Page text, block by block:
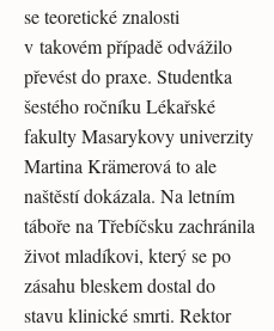
se teoretické znalosti
v takovém případě odvážilo
převést do praxe. Studentka
šestého ročníku Lékařské
fakulty Masarykovy univerzity
Martina Krämerová to ale
naštěstí dokázala. Na letním
táboře na Třebíčsku zachránila
život mladíkovi, který se po
zásahu bleskem dostal do
stavu klinické smrti. Rektor